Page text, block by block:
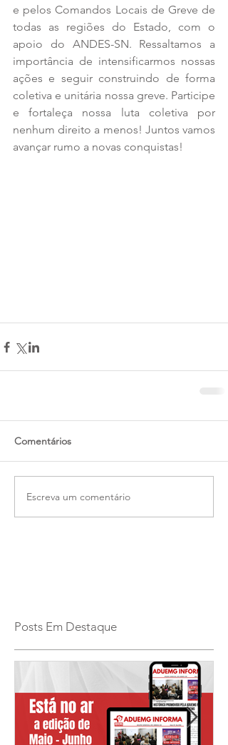
e pelos Comandos Locais de Greve de
todas as regiões do Estado, com o
apoio do ANDES-SN. Ressaltamos a
importância de intensificarmos nossas
ações e seguir construindo de forma
coletiva e unitária nossa greve. Participe
e fortaleça nossa luta coletiva por
nenhum direito a menos! Juntos vamos
avançar rumo a novas conquistas!
Comentários
Escreva um comentário
Posts Em Destaque